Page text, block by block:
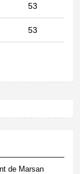
53
53
de Marsan